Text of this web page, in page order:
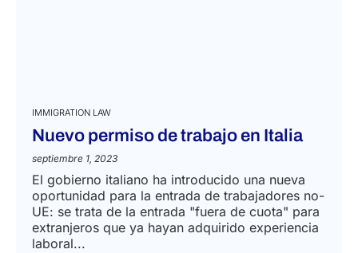
IMMIGRATION LAW
Nuevo permiso de trabajo en Italia
septiembre 1, 2023
El gobierno italiano ha introducido una nueva
oportunidad para la entrada de trabajadores no-
UE: se trata de la entrada "fuera de cuota" para
extranjeros que ya hayan adquirido experiencia
laboral...